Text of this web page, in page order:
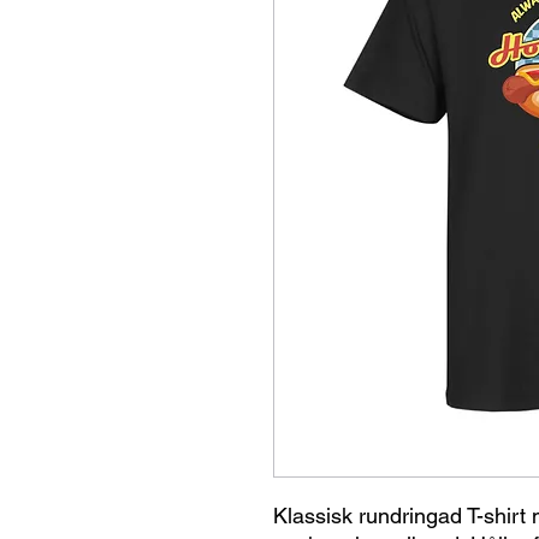
Klassisk rundringad T-shirt